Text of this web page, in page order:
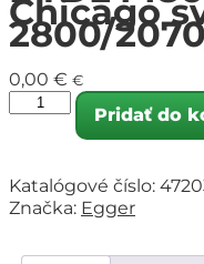
Chicago
2800/
0,00 € €
Pridať do
Katalógové číslo:
Značka: Egger